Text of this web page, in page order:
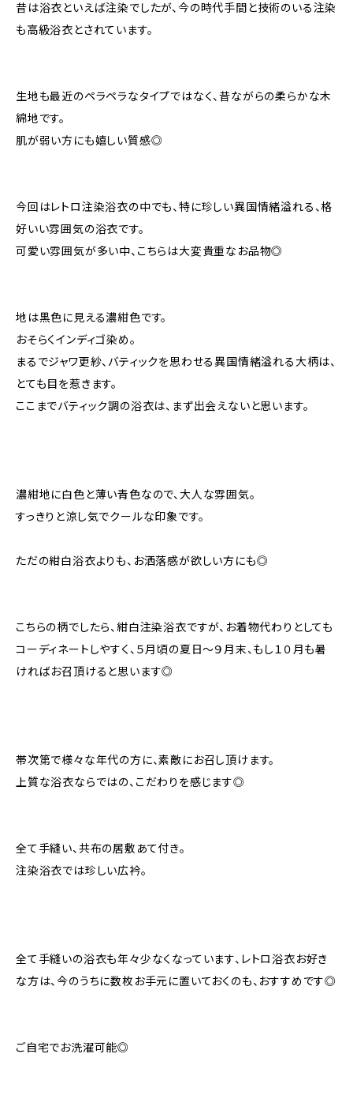
昔は浴衣といえば注染でしたが、今の時代手間と技術のいる注染
も高級浴衣とされています。
生地も最近のペラペラなタイプではなく、昔ながらの柔らかな木
綿地です。
肌が弱い方にも嬉しい質感◎
今回はレトロ注染浴衣の中でも、特に珍しい異国情緒溢れる、格
好いい雰囲気の浴衣です。
可愛い雰囲気が多い中、こちらは大変貴重なお品物◎
地は黒色に見える濃紺色です。
おそらくインディゴ染め。
まるでジャワ更紗、バティックを思わせる異国情緒溢れる大柄は、
とても目を惹きます。
ここまでバティック調の浴衣は、まず出会えないと思います。
濃紺地に白色と薄い青色なので、大人な雰囲気。
すっきりと涼し気でクールな印象です。
ただの紺白浴衣よりも、お洒落感が欲しい方にも◎
こちらの柄でしたら、紺白注染浴衣ですが、お着物代わりとしても
コーディネートしやすく、５月頃の夏日〜９月末、もし１０月も暑
ければお召頂けると思います◎
帯次第で様々な年代の方に、素敵にお召し頂けます。
上質な浴衣ならではの、こだわりを感じます◎
全て手縫い、共布の居敷あて付き。
注染浴衣では珍しい広衿。
全て手縫いの浴衣も年々少なくなっています、レトロ浴衣お好き
な方は、今のうちに数枚お手元に置いておくのも、おすすめです◎
ご自宅でお洗濯可能◎